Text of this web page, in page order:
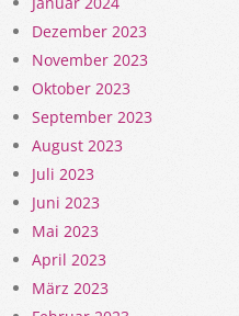
Dezember 2023
November 2023
Oktober 2023
September 2023
August 2023
Juli 2023
Juni 2023
Mai 2023
April 2023
März 2023